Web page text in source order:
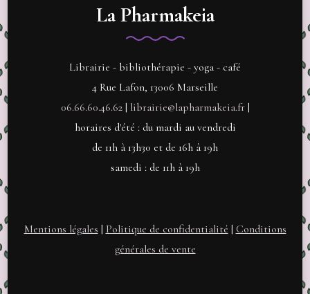
La Pharmakeia
Librairie - bibliothérapie - yoga - café
4 Rue Lafon, 13006 Marseille
06.66.60.46.62| librairie@lapharmakeia.fr|
horaires d'été : du mardi au vendredi
de 11h à 13h30 et de 16h à 19h
samedi : de 11h à 19h
Mentions légales | Politique de confidentialité | Conditions
générales de vente